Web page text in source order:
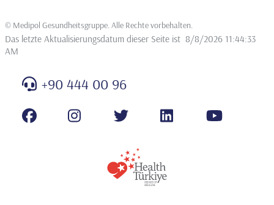
© Medipol Gesundheitsgruppe. Alle Rechte vorbehalten
Das letzte Aktualisierungsdatum dieser Seite ist 8/8/2026 11:44:33
AM
+90 444 00 96